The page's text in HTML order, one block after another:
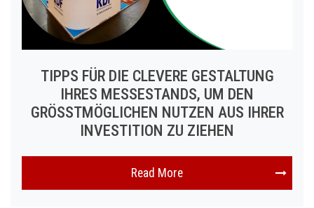
TIPPS FÜR DIE CLEVERE GESTALTUNG
IHRES MESSESTANDS, UM DEN
GRÖSSTMÖGLICHEN NUTZEN AUS IHRER I
NVESTITION ZU ZIEHEN
Read More